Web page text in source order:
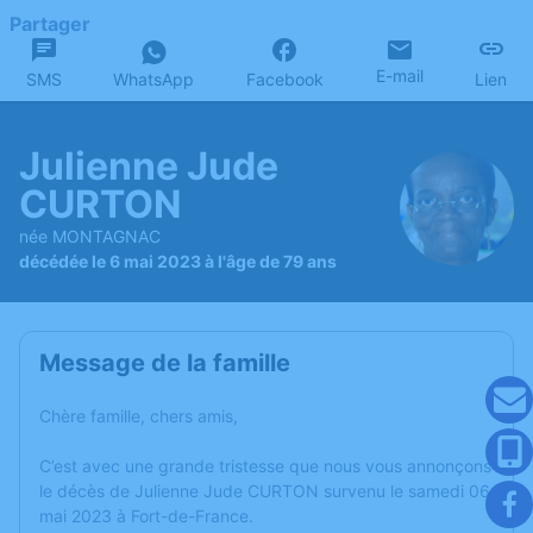
Partager
SMS WhatsApp Facebook E-mail Lien
Julienne Jude
CURTON
née MONTAGNAC
décédée le 6 mai 2023 à l'âge de 79 ans
Message de la famille
Chère famille, chers amis,
C’est avec une grande tristesse que nous vous annonçons
le décès de Julienne Jude CURTON survenu le samedi 06
mai 2023 à Fort-de-France.